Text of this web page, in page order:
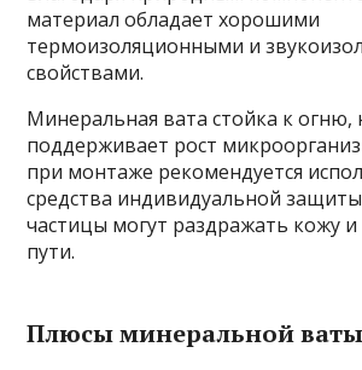
материал обладает хорошими
термоизоляционными и
свойствами.
Минеральная вата стойка к огню,
поддерживает рост
при монтаже рекомендуется
средства индивидуальной
частицы могут раздражать кожу
пути.
Плюсы минеральной